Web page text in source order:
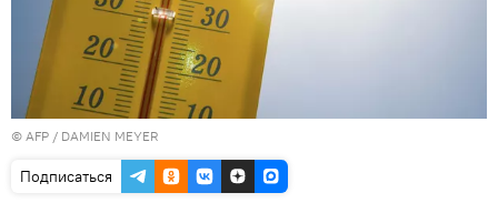
© AFP / DAMIEN MEYER
Подписаться